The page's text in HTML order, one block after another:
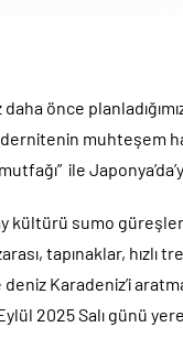
daha önce
muhteşem
ile
kültürü sumo
tapınaklar,
Karadeniz’i
2025 Salı günü